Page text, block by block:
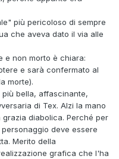
più pericoloso di sempre
che aveva dato il via alle
e non morto è chiara:
e sarà confermato al
morte).
bella, affascinante,
di Tex. Alzi la mano
diabolica. Perché per
deve essere
Merito della
grafica che l'ha